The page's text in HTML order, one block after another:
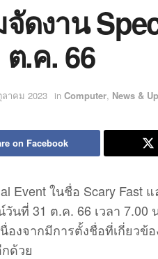
ดงาน
.ค. 66
ลาคม 2023 in Computer, News &
on Facebook
Event ในชื่อ Scary Fast
นที่ 31 ต.ค. 66 เวลา
งจากมีการตั้งชื่อที่เกี่ยวข้
ด้วย